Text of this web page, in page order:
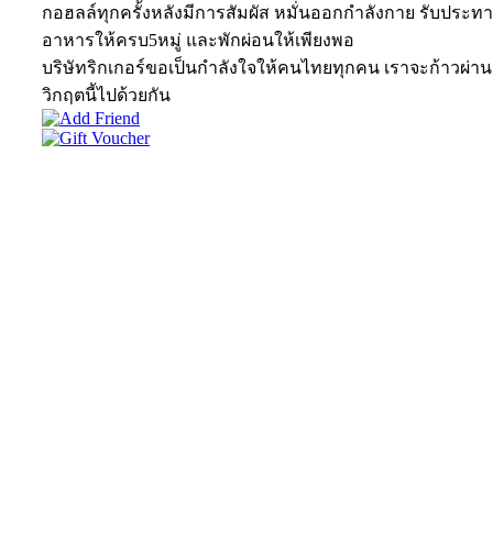
กอฮลล์ทุกครั้งหลังมีการสัมผัส หมั่นออกกำลังกาย รับประท
อาหารให้ครบ5หมู่ และพักผ่อนให้เพียงพอ
บริษัทริกเกอร์ขอเป็นกำลังใจให้คนไทยทุกคน เราจะก้าวผ่าน
วิกฤตนี้ไปด้วยกัน